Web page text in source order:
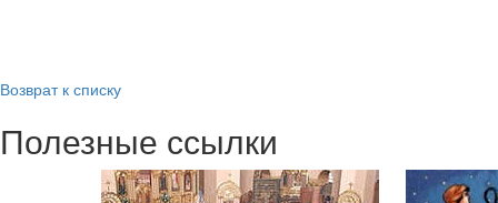
Возврат к списку
Полезные ссылки